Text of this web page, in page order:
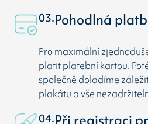
03.Pohodlná
Pro maximální
platit platební kartou.
společně doladíme
plakátu a vše
04.Při registraci